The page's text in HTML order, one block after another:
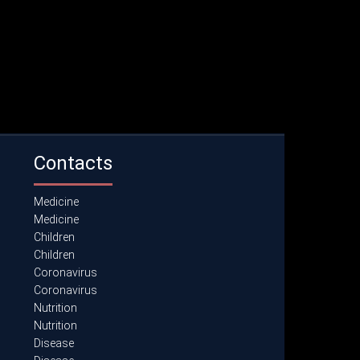
Contacts
Medicine
Medicine
Children
Children
Coronavirus
Coronavirus
Nutrition
Nutrition
Disease